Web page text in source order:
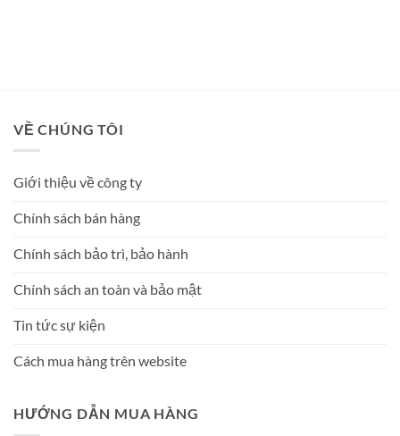
VỀ CHÚNG TÔI
Giới thiệu về công ty
Chính sách bán hàng
Chính sách bảo trì, bảo hành
Chính sách an toàn và bảo mật
Tin tức sự kiện
Cách mua hàng trên website
HƯỚNG DẪN MUA HÀNG